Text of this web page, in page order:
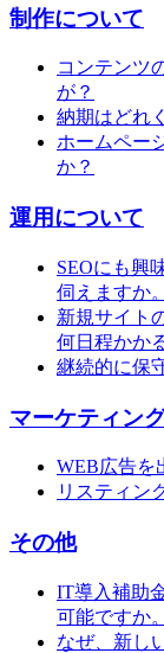
制作について
コンテンツ
が？
納期はどれ
ホームペー
か？
運用について
SEOにも興
伺えますか。
新規サイト
何日程かか
継続的に保
マーケティン
WEB広告を
リスティン
その他
IT導入補助
可能ですか。
なぜ、新し